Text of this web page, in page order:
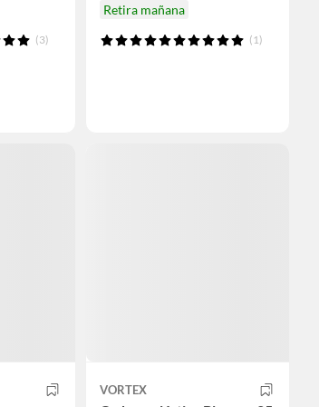
(3)
Retira mañana
(1)
VORTEX